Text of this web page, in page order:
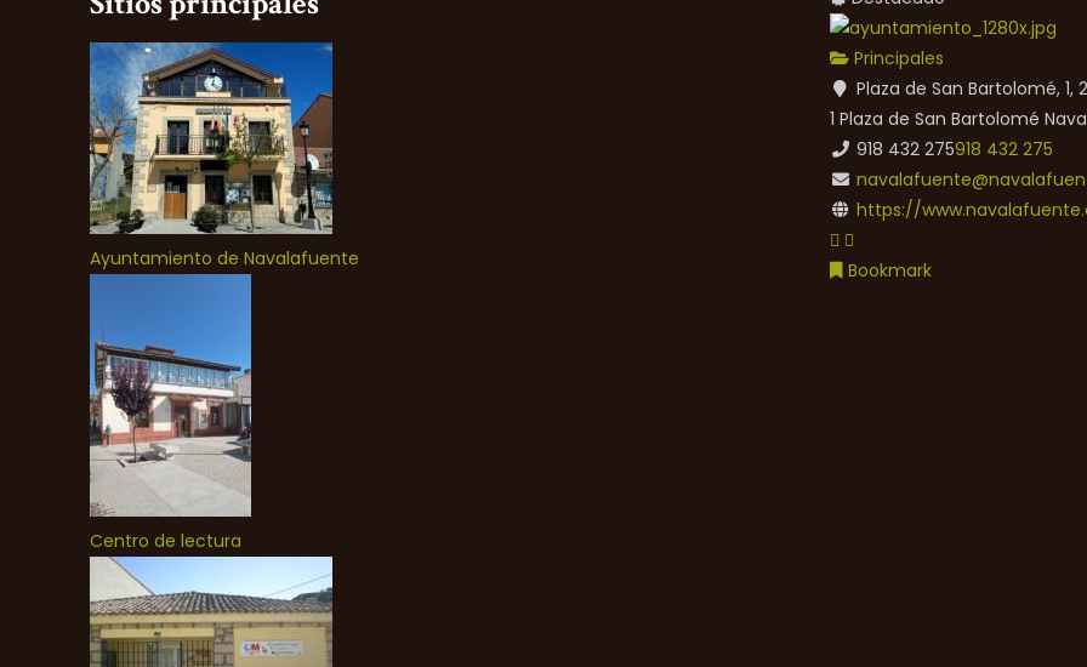
Ayuntamiento de Navalafuente
Centro de lectura
Principales
Plaza de San Bartolomé,
1 Plaza de San Bartolomé
918 432 275918 432 275
https://
Bookmark